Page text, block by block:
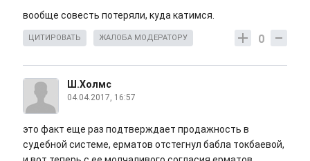
вообще совесть потеряли, куда катимся.
0
ЦИТИРОВАТЬ ЖАЛОБА МОДЕРАТОРУ
Ш.Холмс
04.04.2017, 16:57
это факт еще раз подтверждает продажность в
судебной системе, ерматов отстегнул бабла токбаевой,